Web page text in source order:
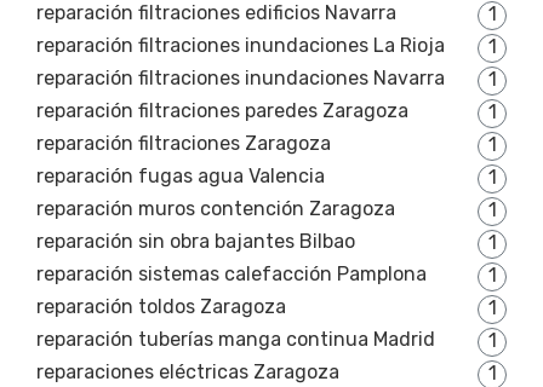
reparación filtraciones edificios Navarra
1
reparación filtraciones inundaciones La Rioja
1
reparación filtraciones inundaciones Navarra
1
reparación filtraciones paredes Zaragoza
1
reparación filtraciones Zaragoza
1
reparación fugas agua Valencia
1
reparación muros contención Zaragoza
1
reparación sin obra bajantes Bilbao
1
reparación sistemas calefacción Pamplona
1
reparación toldos Zaragoza
1
reparación tuberías manga continua Madrid
1
reparaciones eléctricas Zaragoza
1